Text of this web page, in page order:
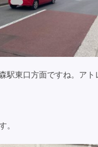
駅東口方面ですね。アト
。